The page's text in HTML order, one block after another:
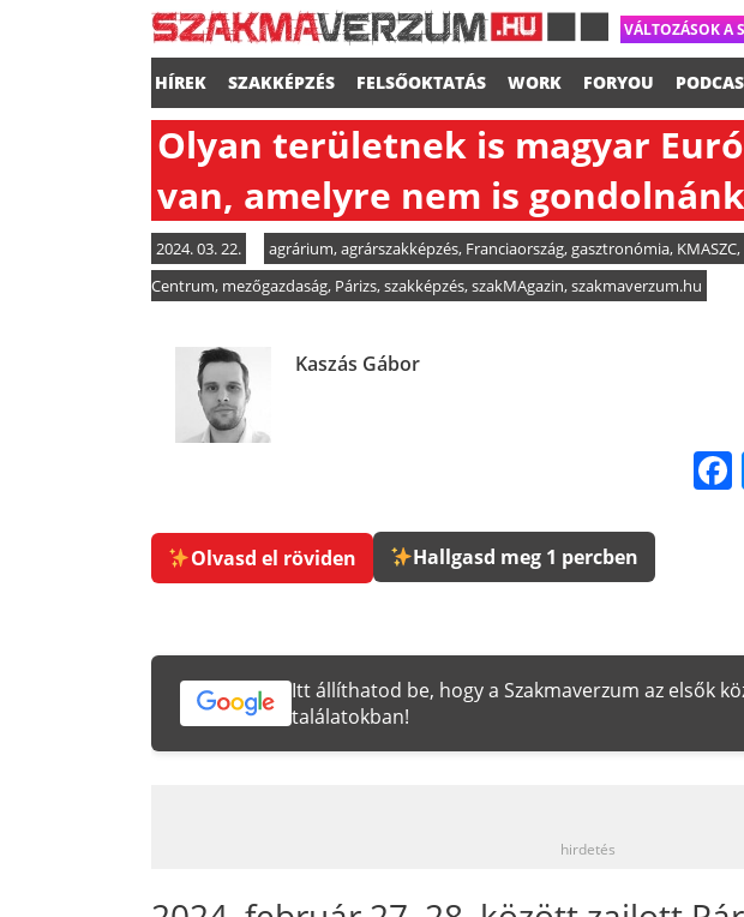
VÁLTOZÁSOK A
HÍREK SZAKKÉPZÉS FELSŐOKTATÁS WORK FORYOU
Olyan területnek is magyar
van, amelyre nem is gondolnánk
2024. 03. 22. agrárium,agrárszakképzés, Franciaország, gasztronómia, KMASZC,
Centrum, mezőgazdaság, Párizs,szakképzés,szakMAgazin,szakmaverzum.hu
Kaszás Gábor
Olvasd el röviden Hallgasd meg 1 percben
Itt állíthatod be, hogy a Szakmaverzum az elsők
találatokban!
hirdetés